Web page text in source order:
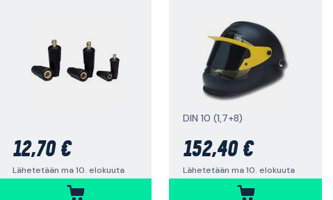
12,70 €
Lähetetään ma 10. elokuuta
DIN 10 (1,7+8)
152,40 €
Lähetetään ma 10. elokuuta